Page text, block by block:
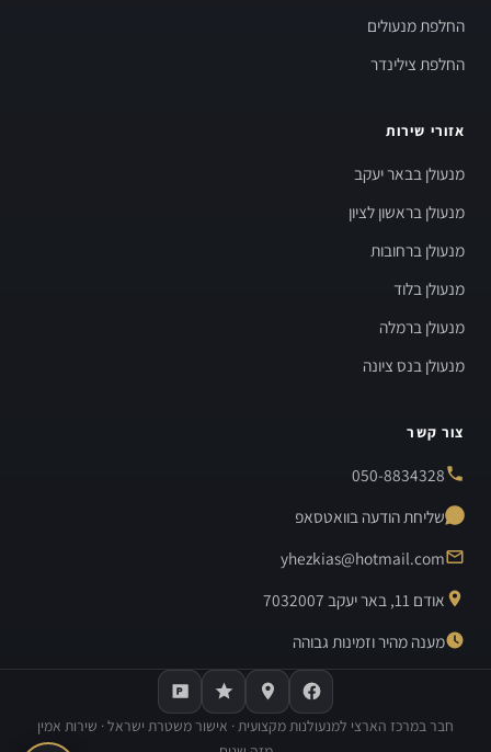
החלפת מנעולים
החלפת צילינדר
אזורי שירות
מנעולן בבאר יעקב
מנעולן בראשון לציון
מנעולן ברחובות
מנעולן בלוד
מנעולן ברמלה
מנעולן בנס ציונה
צור קשר
050-8834328
שליחת הודעה בוואטסאפ
yhezkias@hotmail.com
אודם 11, באר יעקב 7032007
מענה מהיר וזמינות גבוהה
חבר במרכז הארצי למנעולנות מקצועית · אישור משטרת ישראל · שירות אמין